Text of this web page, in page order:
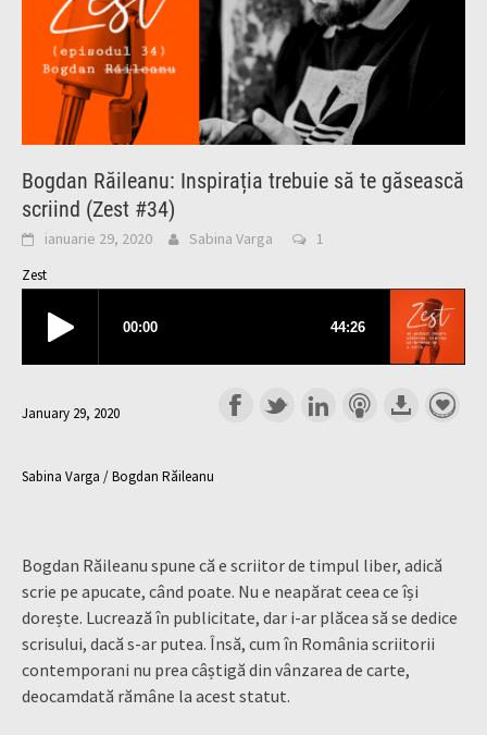
Bogdan Răileanu: Inspirația trebuie să te găsească
scriind (Zest #34)
ianuarie 29, 2020 Sabina Varga 1
Zest
January 29, 2020
Sabina Varga / Bogdan Răileanu
Bogdan Răileanu spune că e scriitor de timpul liber, adică
scrie pe apucate, când poate. Nu e neapărat ceea ce își
dorește. Lucrează în publicitate, dar i-ar plăcea să se dedice
scrisului, dacă s-ar putea. Însă, cum în România scriitorii
contemporani nu prea câștigă din vânzarea de carte,
deocamdată rămâne la acest statut.